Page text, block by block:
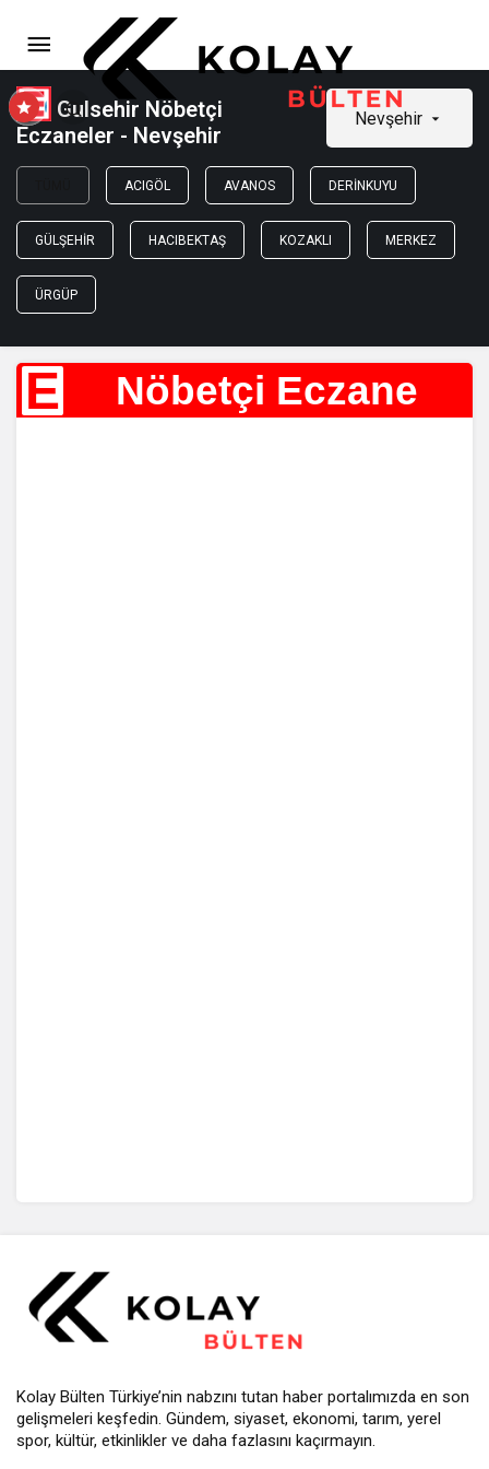
Gulsehir Nöbetçi
Eczaneler - Nevşehir
Nevşehir
ACIGÖL AVANOS DERINKUYU
GÜLŞEHIR HACIBEKTAŞ KOZAKLI MERKEZ
ÜRGÜP
E Nöbetçi Eczane
Kolay Bülten Türkiye’nin nabzını tutan haber portalımızda en son
gelişmeleri keşfedin. Gündem, siyaset, ekonomi, tarım, yerel
spor, kültür, etkinlikler ve daha fazlasını kaçırmayın.